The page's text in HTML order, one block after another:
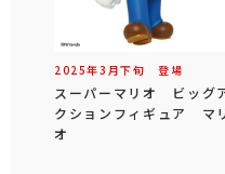
2025年3 月下旬 登場
スーパーマリオ ビッグ
クションフィギュア マ
オ